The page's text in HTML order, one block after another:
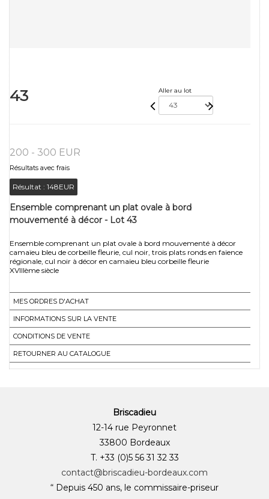
43 Aller au lot
200 - 300 EUR
Résultats avec frais
Résultat : 148EUR
Ensemble comprenant un plat ovale à bord
mouvementé à décor - Lot 43
Ensemble comprenant un plat ovale à bord mouvementé à décor
camaïeu bleu de corbeille fleurie, cul noir, trois plats ronds en faïence
régionale, cul noir à décor en camaïeu bleu corbeille fleurie
XVIIIème siècle
MES ORDRES D'ACHAT
INFORMATIONS SUR LA VENTE
CONDITIONS DE VENTE
RETOURNER AU CATALOGUE
Briscadieu
12-14 rue Peyronnet
33800 Bordeaux
T. +33 (0)5 56 31 32 33
contact@briscadieu-bordeaux.com
“ Depuis 450 ans, le commissaire-priseur